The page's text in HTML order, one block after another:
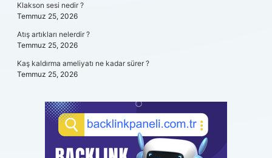
Klakson sesi nedir ?
Temmuz 25, 2026
Atış artıkları nelerdir ?
Temmuz 25, 2026
Kaş kaldırma ameliyatı ne kadar sürer ?
Temmuz 25, 2026